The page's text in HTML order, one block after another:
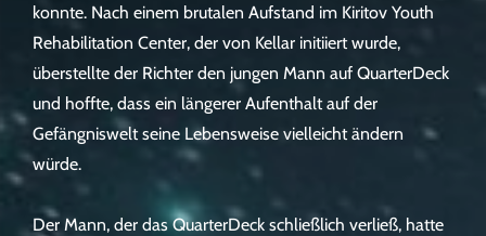
konnte. Nach einem brutalen Aufstand im Kiritov Youth
Rehabilitation Center, der von Kellar initiiert wurde,
überstellte der Richter den jungen Mann auf QuarterDeck
und hoffte, dass ein längerer Aufenthalt auf der
Gefängniswelt seine Lebensweise vielleicht ändern
würde.
Der Mann, der das QuarterDeck schließlich verließ, hatte